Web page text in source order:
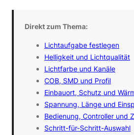
Direkt zum Thema:
Lichtaufgabe festlegen
Helligkeit und Lichtqualität
Lichtfarbe und Kanäle
COB, SMD und Profil
Einbauort, Schutz und
Spannung, Länge und
Bedienung, Controller und
Schritt-für-Schritt-Auswahl